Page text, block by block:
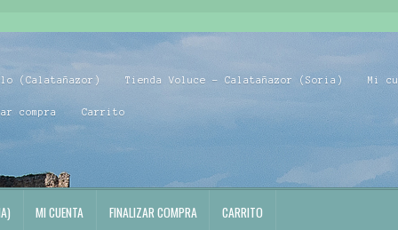
(Calatañazor) Tienda Voluce – Calatañazor (Soria) Mi
compra Carrito
MI CUENTA FINALIZAR COMPRA CARRITO